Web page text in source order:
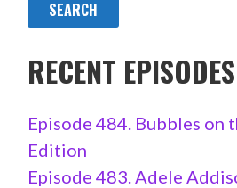
RECENT
Episode 484. Bubbles on
Edition
Episode 483. Adele